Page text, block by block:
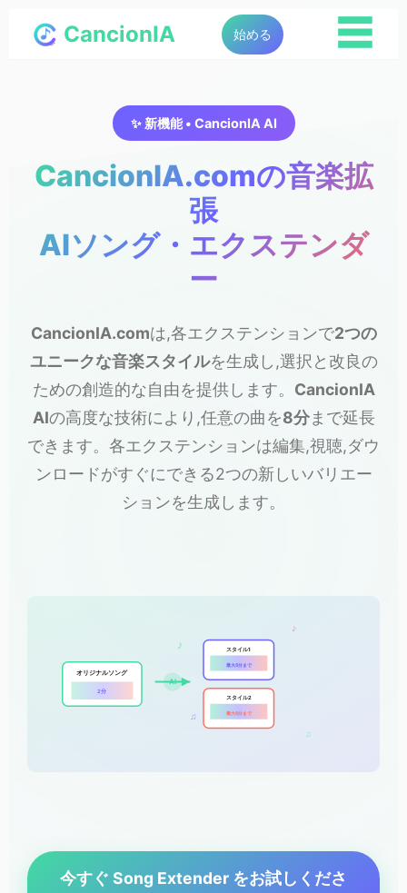
CancionIA 始める ☰
✨ 新機能 • CancionIA AI
CancionIA.comの音楽拡
張
AIソング・エクステンダ
ー
CancionIA.comは,各エクステンションで2つの
ユニークな音楽スタイルを生成し,選択と改良の
ための創造的な自由を提供します。 CancionIA
AIの高度な技術により,任意の曲を8分まで延長
できます。各エクステンションは編集,視聴,ダウ
ンロードがすぐにできる2つの新しいバリエー
ションを生成します。
オリジナルソング
2分
AI
スタイル1
最大8分まで
スタイル2
最大8分まで
♪
♫
♪
♫
今すぐ Song Extender をお試しくださ